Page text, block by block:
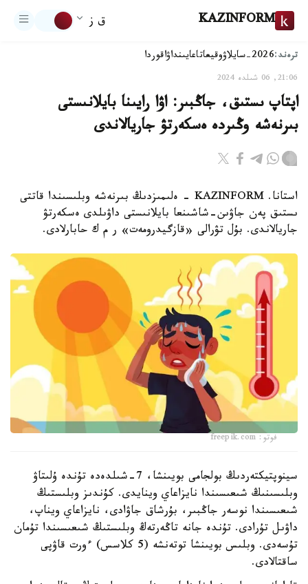
KAZINFORM ق ز
ترەند:2026-سايلاۋ وقيعاتاعايىنداۋاقوردا
21:06, 06 شىلدە 2024
اپتاپ ىستىق، جاڭبىر: اۋا رايىنا بايلانىستى
بىرنەشە وڭىردە ەسكەرتۋ جاريالاندى
استانا. KAZINFORM - ەلىمىزدىڭ بىرنەشە وبلىسىندا قاتتى
ىستىق پەن جاۋىن-شاشىنعا بايلانىستى داۋىلدى ەسكەرتۋ
جاريالاندى. بۇل تۋرالى «قازگيدرومەت» ر م ك حابارلادى.
فوتو: freepik.com
سينوپتيكتەردىڭ بولجامى بويىنشا، 7-شىلدەدە تۇندە ۇلىتاۋ
وبلىسىنىڭ شىعىسىندا نايزاعاي وينايدى. كۇندىز وبلىستىڭ
شىعىسىندا نوسەر جاڭبىر، بۇرشاق جاۋادى، نايزاعاي ويناپ،
داۋىل تۇرادى. تۇندە جانە تاڭەرتەڭ وبلىستىڭ شىعىسىندا تۇمان
تۇسەدى. وبلىس بويىنشا توتەنشە (5 كلاسس) ءورت قاۋپى
ساقتالادى.